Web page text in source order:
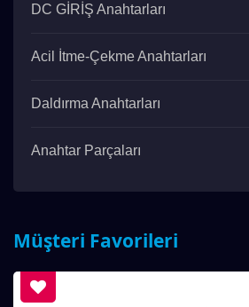
DC GİRİŞ Anahtarları
Acil İtme-Çekme Anahtarları
Daldırma Anahtarları
Anahtar Parçaları
Müşteri Favorileri